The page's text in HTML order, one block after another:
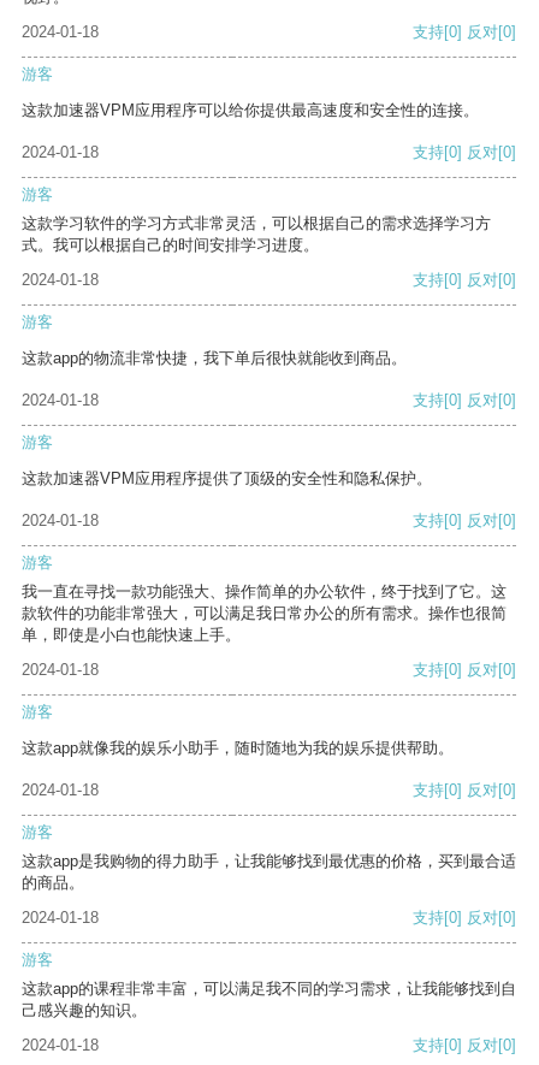
2024-01-18
支持[0] 反对[0]
游客
这款加速器VPM应用程序可以给你提供最高速度和安全性的连接。
2024-01-18 支持[0] 反对[0]
游客
这款学习软件的学习方式非常灵活，可以根据自己的需求选择学习方
式。我可以根据自己的时间安排学习进度。
2024-01-18
支持[0] 反对[0]
游客
这款app的物流非常快捷，我下单后很快就能收到商品。
2024-01-18 支持[0] 反对[0]
游客
这款加速器VPM应用程序提供了顶级的安全性和隐私保护。
2024-01-18 支持[0] 反对[0]
游客
我一直在寻找一款功能强大、操作简单的办公软件，终于找到了它。这
款软件的功能非常强大，可以满足我日常办公的所有需求。操作也很简
单，即使是小白也能快速上手。
2024-01-18
支持[0] 反对[0]
游客
这款app就像我的娱乐小助手，随时随地为我的娱乐提供帮助。
2024-01-18 支持[0] 反对[0]
游客
这款app是我购物的得力助手，让我能够找到最优惠的价格，买到最合适
的商品。
2024-01-18
支持[0] 反对[0]
游客
这款app的课程非常丰富，可以满足我不同的学习需求，让我能够找到自
己感兴趣的知识。
2024-01-18
支持[0] 反对[0]